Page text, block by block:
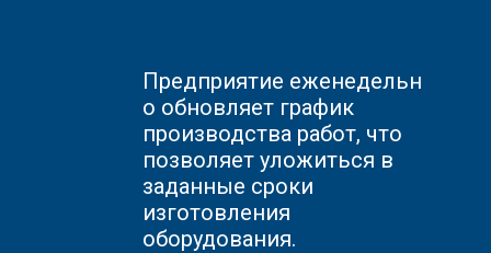
Предприятие еженедельн
о обновляет график
производства работ, что
позволяет уложиться в
заданные сроки
изготовления
оборудования.